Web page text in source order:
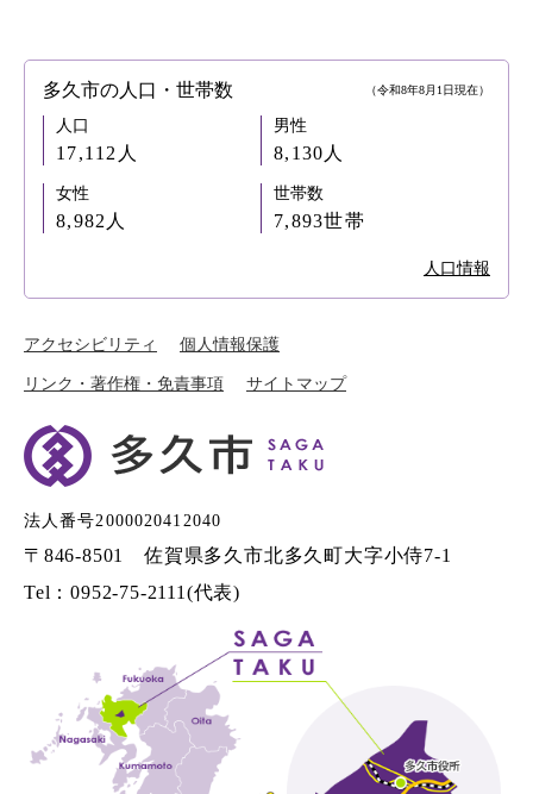
多久市の人口・世帯数 （令和8年8月1日現在）
人口
17,112人
男性
8,130人
女性
8,982人
世帯数
7,893世帯
人口情報
アクセシビリティ 個人情報保護
リンク・著作権・免責事項 サイトマップ
法人番号2000020412040
〒846-8501 佐賀県多久市北多久町大字小侍7-1
Tel：0952-75-2111(代表)